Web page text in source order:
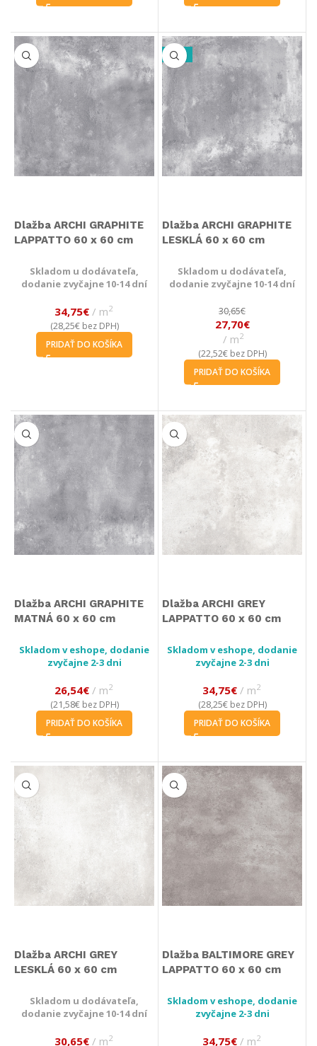
Dlažba ARCHI GRAPHITE
LAPPATTO 60 x 60 cm
Skladom u dodávateľa,
dodanie zvyčajne 10-14 dní
34,75€ m2
(28,25€bez DPH)
PRIDAŤ DO KOŠÍKA
-10%
Dlažba ARCHI GRAPHITE
LESKLÁ 60 x 60 cm
Skladom u dodávateľa,
dodanie zvyčajne 10-14 dní
30,65€
27,70€
m2
(22,52€bez DPH)
PRIDAŤ DO KOŠÍKA
Dlažba ARCHI GRAPHITE
MATNÁ 60 x 60 cm
Skladom v eshope, dodanie
zvyčajne 2-3 dni
26,54€ m2
(21,58€bez DPH)
PRIDAŤ DO KOŠÍKA
Dlažba ARCHI GREY
LAPPATTO 60 x 60 cm
Skladom v eshope, dodanie
zvyčajne 2-3 dni
34,75€ m2
(28,25€bez DPH)
PRIDAŤ DO KOŠÍKA
Dlažba ARCHI GREY
LESKLÁ 60 x 60 cm
Skladom u dodávateľa,
dodanie zvyčajne 10-14 dní
30,65€ m2
Dlažba BALTIMORE GREY
LAPPATTO 60 x 60 cm
Skladom v eshope, dodanie
zvyčajne 2-3 dni
34,75€ m2